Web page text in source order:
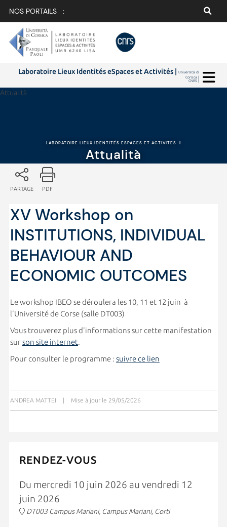
NOS PORTAILS :
Laboratoire Lieux Identités eSpaces et Activités |Università di
Corsica |
CNRS |
Attualità
LABORATOIRE LIEUX IDENTITÉS ESPACES ET ACTIVITÉS |
Attualità
PARTAGE PDF
XV Workshop on
INSTITUTIONS, INDIVIDUAL
BEHAVIOUR AND
ECONOMIC OUTCOMES
Le workshop IBEO se déroulera les 10, 11 et 12 juin à
l'Université de Corse (salle DT003)
Vous trouverez plus d'informations sur cette manifestation
surson site internet.
Pour consulter le programme : suivre ce lien
ANDREA MATTEI Mise à jour le 29/05/2026
RENDEZ-VOUS
Du mercredi 10 juin 2026 au vendredi 12
juin 2026
DT003 Campus Mariani, Campus Mariani, Corti